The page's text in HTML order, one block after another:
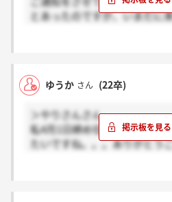
とあったのですが、いまだに
ゆうか さん (22卒)
＞やりさんさん
私4月1日締め切りのものでし
たいですね。。。ありがとう